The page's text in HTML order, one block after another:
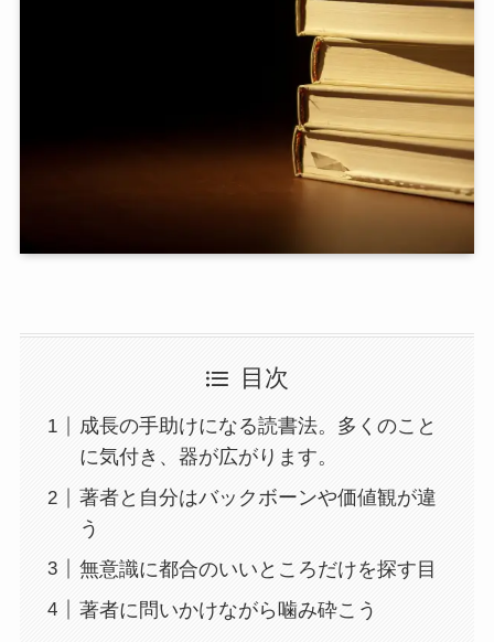
目次
成長の手助けになる読書法。多くのこと
に気付き、器が広がります。
著者と自分はバックボーンや価値観が違
う
無意識に都合のいいところだけを探す目
著者に問いかけながら噛み砕こう